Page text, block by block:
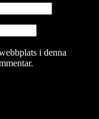
i denna